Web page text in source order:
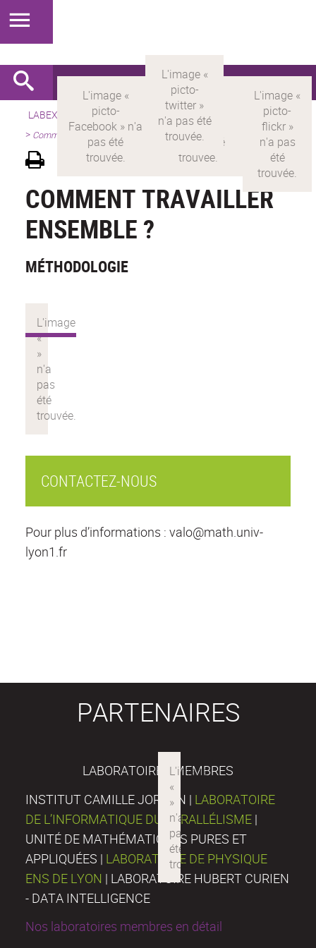
LABEX > LABEX MILYON Version française
Présentation
> Comment travailler ensemble ?
COMMENT TRAVAILLER
ENSEMBLE ?
MÉTHODOLOGIE
CONTACTEZ-NOUS
Pour plus d’informations : valo@math.univ-
lyon1.fr
PARTENAIRES
LABORATOIRES MEMBRES
INSTITUT CAMILLE JORDAN | LABORATOIRE
DE L’INFORMATIQUE DU PARALLÉLISME |
UNITÉ DE MATHÉMATIQUES PURES ET
APPLIQUÉES | LABORATOIRE DE PHYSIQUE
ENS DE LYON | LABORATOIRE HUBERT CURIEN
- DATA INTELLIGENCE
Nos laboratoires membres en détail